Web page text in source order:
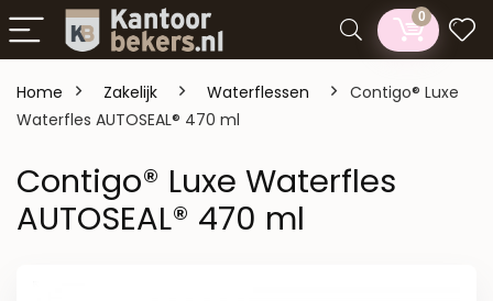
0
Home Zakelijk Waterflessen
Contigo® Luxe
Waterfles AUTOSEAL® 470 ml
Contigo® Luxe Waterfles
AUTOSEAL® 470 ml